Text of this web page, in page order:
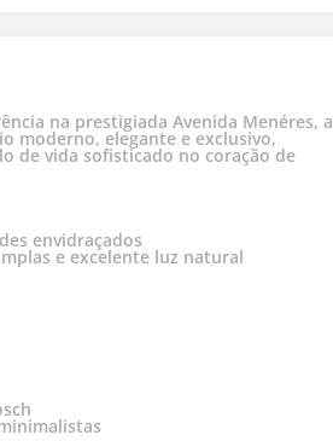
na prestigiada Avenida Menéres, a
moderno, elegante e exclusivo,
de vida sofisticado no coração de
envidraçados
e excelente luz natural